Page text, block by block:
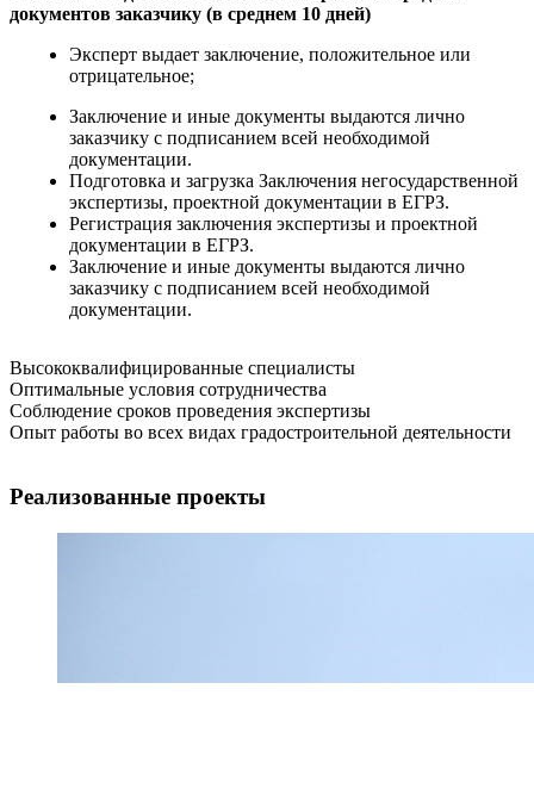
документов заказчику (в среднем 10 дней)
Эксперт выдает заключение, положительное или
отрицательное;
Заключение и иные документы выдаются лично
заказчику с подписанием всей необходимой
документации.
Подготовка и загрузка Заключения негосударственной
экспертизы, проектной документации в ЕГРЗ.
Регистрация заключения экспертизы и проектной
документации в ЕГРЗ.
Заключение и иные документы выдаются лично
заказчику с подписанием всей необходимой
документации.
Высококвалифицированные специалисты
Оптимальные условия сотрудничества
Соблюдение сроков проведения экспертизы
Опыт работы во всех видах градостроительной деятельности
Реализованные проекты